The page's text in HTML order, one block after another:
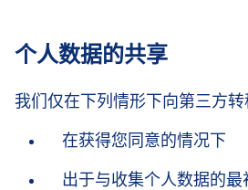
个人数据的共享
我们仅在下列情形下向第三方转
在获得您同意的情况下
出于与收集个人数据的最